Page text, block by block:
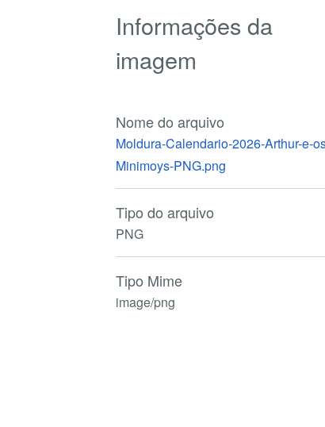
Informações da
imagem
Nome do arquivo
Moldura-Calendario-2026-Arthur-e-
Minimoys-PNG.png
Tipo do arquivo
PNG
Tipo Mime
image/png